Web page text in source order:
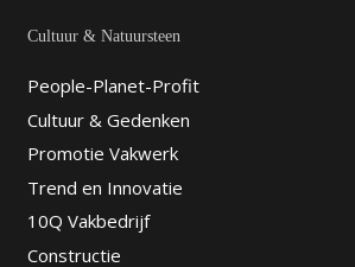
Cultuur & Natuursteen
People-Planet-Profit
Cultuur & Gedenken
Promotie Vakwerk
Trend en Innovatie
10Q Vakbedrijf
Constructie